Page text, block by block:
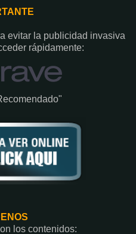
evitar la publicidad invasiva
rápidamente:​
los contenidos: